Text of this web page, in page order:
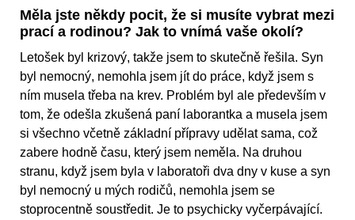
Měla jste někdy pocit, že si musíte vybrat mezi
prací a rodinou? Jak to vnímá vaše okolí?
Letošek byl krizový, takže jsem to skutečně řešila. Syn
byl nemocný, nemohla jsem jít do práce, když jsem s
ním musela třeba na krev. Problém byl ale především v
tom, že odešla zkušená paní laborantka a musela jsem
si všechno včetně základní přípravy udělat sama, což
zabere hodně času, který jsem neměla. Na druhou
stranu, když jsem byla v laboratoři dva dny v kuse a syn
byl nemocný u mých rodičů, nemohla jsem se
stoprocentně soustředit. Je to psychicky vyčerpávající.